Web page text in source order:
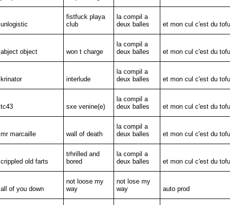
unlogistic
fistfuck playa
club
la compil a
deux balles
et mon cul c'est du tofu
abject object won t charge
la compil a
deux balles
et mon cul c'est du tofu
krinator interlude
la compil a
deux balles
et mon cul c'est du tofu
tc43 sxe venine(e)
la compil a
deux balles
et mon cul c'est du tofu
mr marcaille wall of death
la compil a
deux balles
et mon cul c'est du tofu
crippled old farts
trhrilled and
bored
la compil a
deux balles
et mon cul c'est du tofu
all of you down
not loose my
way
not lose my
way
auto prod